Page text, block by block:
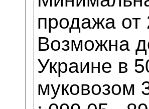
продажа от
Возможна
Украине в
муковозом